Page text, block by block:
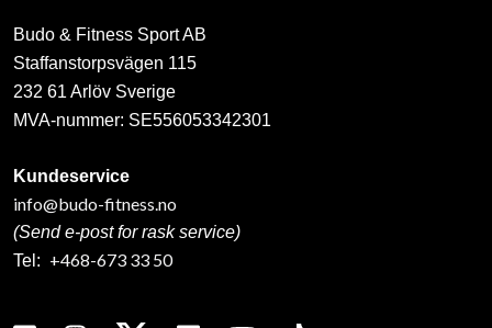
Budo & Fitness Sport AB
Staffanstorpsvägen 115
232 61 Arlöv Sverige
MVA-nummer: SE556053342301
Kundeservice
info@budo-fitness.no
(Send e-post for rask service)
Tel: +468-673 33 50